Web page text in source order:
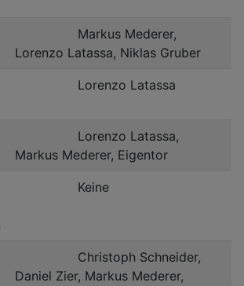
Markus Mederer,
Lorenzo Latassa, Niklas Gruber
Lorenzo Latassa
Lorenzo Latassa,
Markus Mederer, Eigentor
Keine
Christoph Schneider,
Daniel Zier, Markus Mederer,